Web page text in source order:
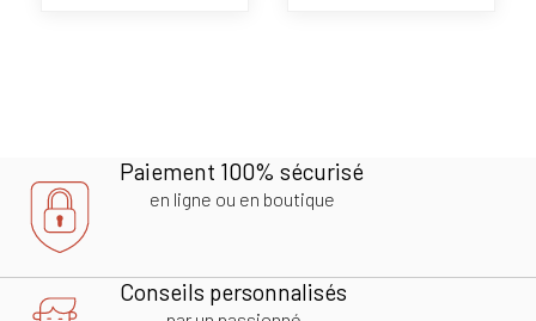
Paiement 100% sécurisé
en ligne ou en boutique
Conseils personnalisés